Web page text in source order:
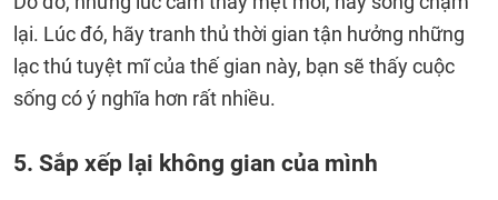
lại. Lúc đó, hãy tranh thủ thời gian tận hưởng những
lạc thú tuyệt mĩ của thế gian này, bạn sẽ thấy cuộc
sống có ý nghĩa hơn rất nhiều.
5. Sắp xếp lại không gian của mình